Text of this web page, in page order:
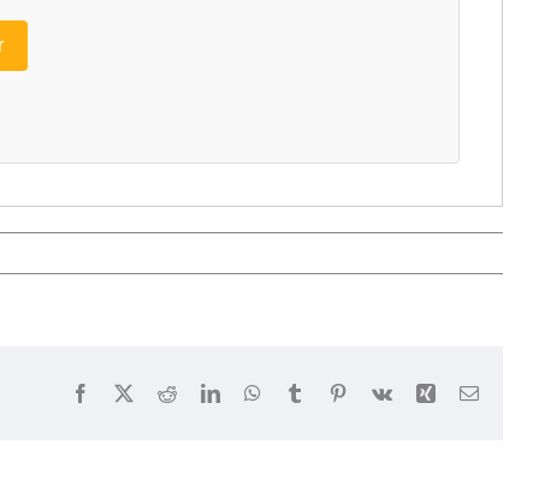
Facebook RedditLinkedInWhatsApp
Tumblr Pinterest
Vk Xing E-